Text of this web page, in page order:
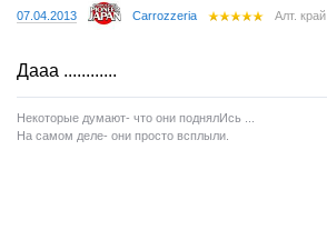
07.04.2013 Carrozzeria Алт. край
Дааа ............
Некоторые думают- что они поднялИсь ...
На самом деле- они просто всплыли.